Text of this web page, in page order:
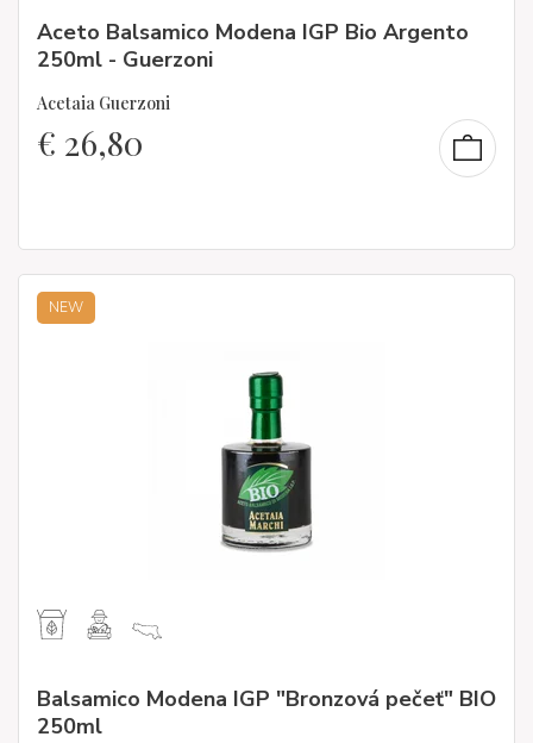
Aceto Balsamico Modena IGP Bio Argento
250ml - Guerzoni
Acetaia Guerzoni
€ 26,80
NEW
Balsamico Modena IGP "Bronzová pečeť" BIO
250ml